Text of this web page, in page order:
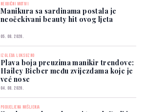
NEOBIČNI MOTIVI
Manikura sa sardinama postala je
neočekivani beauty hit ovog ljeta
05. 08. 2026.
IZGLEDA LUKSUZNO
Plava boja preuzima manikir trendove:
Hailey Bieber među zvijezdama koje je
već nose
04. 08. 2026.
PODIJELJENA MIŠLJENJA